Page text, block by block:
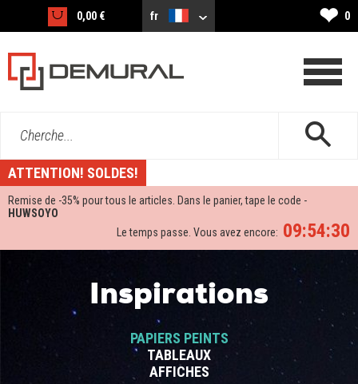
0,00 € fr ❤ 0
Cherche...
ATTENTION! SOLDES!
Remise de -35% pour tous le articles. Dans le panier, tape le code -
HUWSOYO
09:54:29
Le temps passe. Vous avez encore:
Inspirations
PAPIERS PEINTS
TABLEAUX
AFFICHES